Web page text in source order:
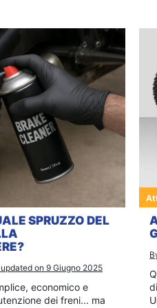
SPRUZZO DEL
on 9 Giugno 2025
economico e
dei freni... ma